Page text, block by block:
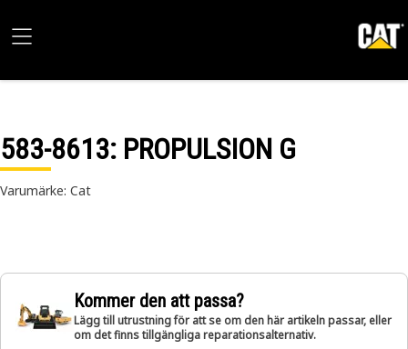
583-8613: PROPULSION G
Varumärke: Cat
Kommer den att passa?
Lägg till utrustning för att se om den här artikeln passar, eller
om det finns tillgängliga reparationsalternativ.